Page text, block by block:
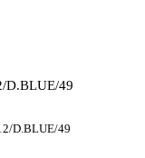
D.BLUE/49